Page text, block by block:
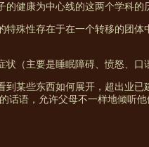
健康为中心线的这两个学科的
殊性存在于在一个转移的团体
（主要是睡眠障碍、愤怒、口
某些东西如何展开，超出业已
话语，允许父母不一样地倾听